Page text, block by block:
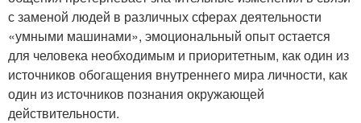
с заменой людей в различных сферах деятельности
«умными машинами», эмоциональный опыт остается
для человека необходимым и приоритетным, как один из
источников обогащения внутреннего мира личности, как
один из источников познания окружающей
действительности.